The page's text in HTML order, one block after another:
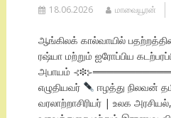
18.06.2026 மாவையூரன்
ஆங்கிலக் கால்வாயில்
ரஷ்யா மற்றும் ஐரோப்பிய
அபாயம்
எழுதியவர்
ஈழத்து நிலவன்
வரலாற்றாசிரியர் | உலக